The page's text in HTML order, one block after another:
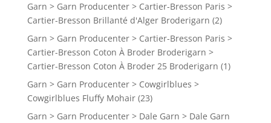
Garn > Garn Producenter > Cartier-Bresson Paris >
Cartier-Bresson Brillanté d'Alger Broderigarn (2)
Garn > Garn Producenter > Cartier-Bresson Paris >
Cartier-Bresson Coton À Broder Broderigarn >
Cartier-Bresson Coton À Broder 25 Broderigarn (1)
Garn > Garn Producenter > Cowgirlblues >
Cowgirlblues Fluffy Mohair (23)
Garn > Garn Producenter > Dale Garn > Dale Garn